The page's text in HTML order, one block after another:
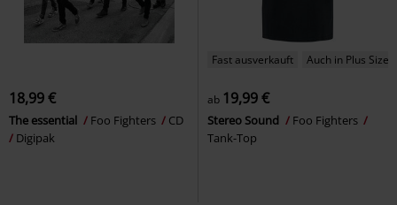
18,99 €
The essential Foo Fighters
CD
Digipak
Fast ausverkauft Auch in Plus Size
ab 19,99 €
Stereo Sound
Foo Fighters
Tank-Top